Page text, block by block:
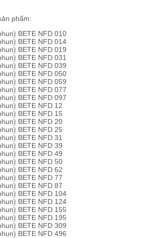
phẩm:
BETE NFD 010
BETE NFD 014
BETE NFD 019
BETE NFD 031
BETE NFD 039
BETE NFD 050
BETE NFD 059
BETE NFD 077
BETE NFD 097
BETE NFD 12
BETE NFD 15
BETE NFD 20
BETE NFD 25
BETE NFD 31
BETE NFD 39
BETE NFD 49
BETE NFD 50
BETE NFD 62
BETE NFD 77
BETE NFD 87
BETE NFD 104
BETE NFD 124
BETE NFD 155
BETE NFD 195
BETE NFD 309
BETE NFD 496